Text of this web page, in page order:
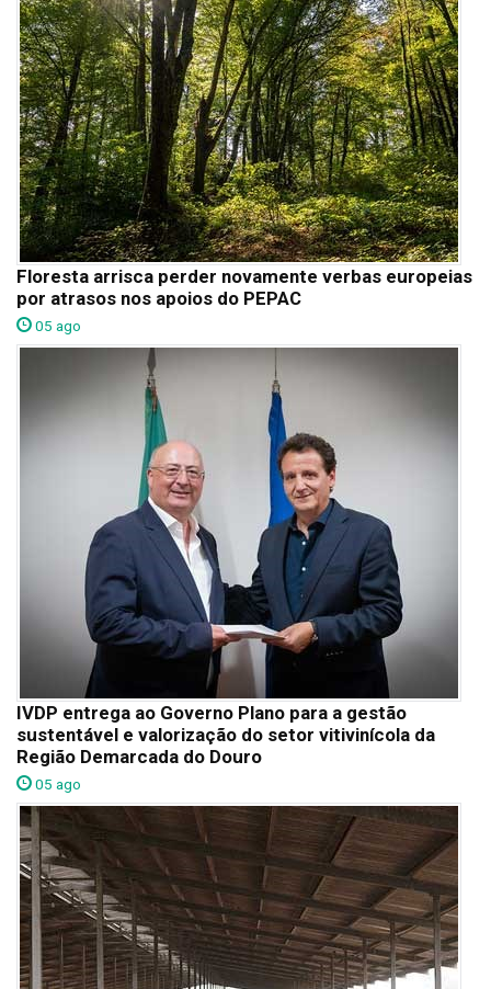
Floresta arrisca perder novamente verbas europeias
por atrasos nos apoios do PEPAC
05 ago
IVDP entrega ao Governo Plano para a gestão
sustentável e valorização do setor vitivinícola da
Região Demarcada do Douro
05 ago